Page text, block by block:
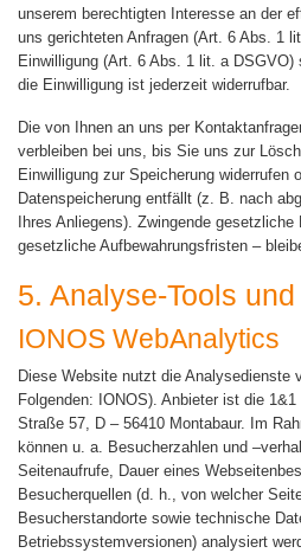
unserem berechtigten Interesse an der
uns gerichteten Anfragen (Art. 6 Abs. 1
Einwilligung (Art. 6 Abs. 1 lit. a DSGVO)
die Einwilligung ist jederzeit widerrufbar.
Die von Ihnen an uns per
verbleiben bei uns, bis Sie uns zur
Einwilligung zur Speicherung widerrufen
Datenspeicherung entfällt (z. B. nach
Ihres Anliegens). Zwingende
gesetzliche Aufbewahrungsfristen –
5. Analyse-Tools
IONOS WebAnalytics
Diese Website nutzt die Analysedienste
Folgenden: IONOS). Anbieter ist die
Straße 57, D – 56410 Montabaur. Im
können u. a. Besucherzahlen und
Seitenaufrufe, Dauer eines
Besucherquellen (d. h., von welcher
Besucherstandorte sowie technische
Betriebssystemversionen) analysiert